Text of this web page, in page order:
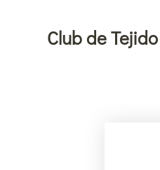
Club de Tejido